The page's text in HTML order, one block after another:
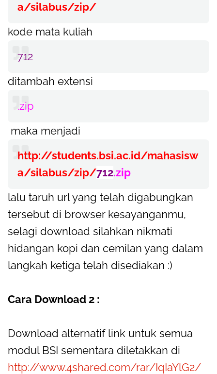
a/silabus/zip/
kode mata kuliah
712
ditambah extensi
.zip
maka menjadi
http://students.bsi.ac.id/mahasisw
a/silabus/zip/712.zip
lalu taruh url yang telah digabungkan
tersebut di browser kesayanganmu,
selagi download silahkan nikmati
hidangan kopi dan cemilan yang dalam
langkah ketiga telah disediakan :)
Cara Download 2 :
Download alternatif link untuk semua
modul BSI sementara diletakkan di
http://www.4shared.com/rar/IqIaYlG2/